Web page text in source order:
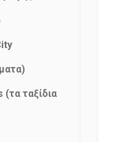
ταξίδια